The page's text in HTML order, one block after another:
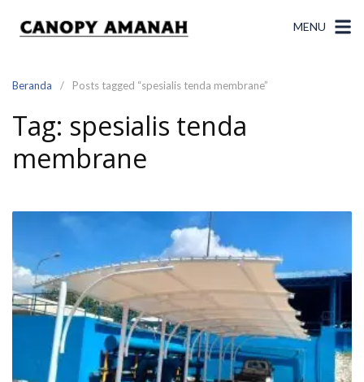
MENU
Beranda Posts tagged “spesialis tenda membrane”
Tag: spesialis tenda
membrane